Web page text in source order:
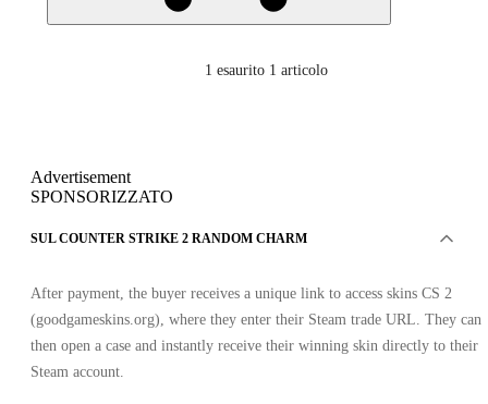
1 esaurito 1 articolo
Advertisement
SPONSORIZZATO
SUL COUNTER STRIKE 2 RANDOM CHARM
After payment, the buyer receives a unique link to access skins CS 2
(goodgameskins.org), where they enter their Steam trade URL. They can
then open a case and instantly receive their winning skin directly to their
Steam account.